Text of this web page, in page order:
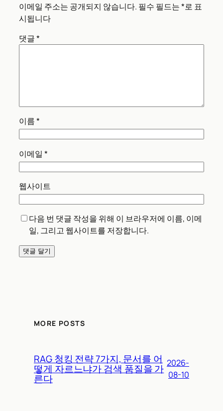
이메일 주소는 공개되지 않습니다. 필수 필드는*로 표
시됩니다
댓글*
이름*
이메일 *
웹사이트
다음 번 댓글 작성을 위해 이 브라우저에 이름, 이메
일, 그리고 웹사이트를 저장합니다.
MORE POSTS
RAG 청킹 전략 7가지, 문서를 어
떻게 자르느냐가 검색 품질을 가
른다
2026-
08-10